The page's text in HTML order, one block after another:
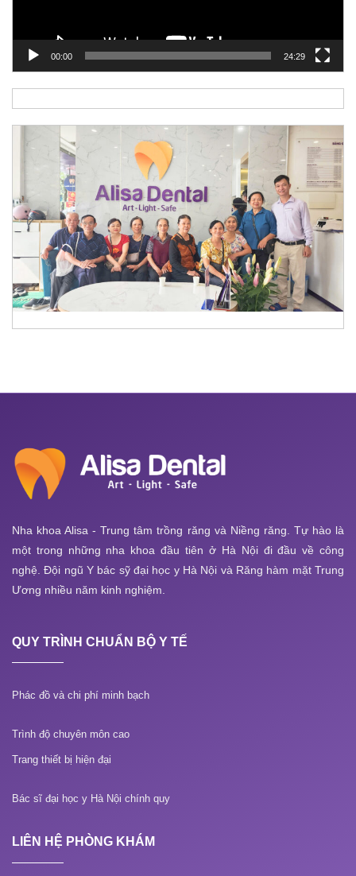
00:00 24:29
Nha khoa Alisa - Trung tâm trồng răng và Niềng răng. Tự hào là
một trong những nha khoa đầu tiên ở Hà Nội đi đầu về công
nghệ. Đội ngũ Y bác sỹ đại học y Hà Nội và Răng hàm mặt Trung
Ương nhiều năm kinh nghiệm.
QUY TRÌNH CHUẨN BỘ Y TẾ
Phác đồ và chi phí minh bạch
Trình độ chuyên môn cao
Trang thiết bị hiện đại
Bác sĩ đại học y Hà Nội chính quy
LIÊN HỆ PHÒNG KHÁM